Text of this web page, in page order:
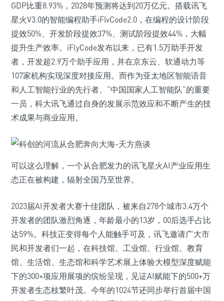
GDP比重8.93%，2028年预测将达到20万亿元。搭载讯飞
星火V3.0的智能编程助手iFlvCode2.0，在编程的设计阶段
提效50%、开发阶段提效37%、测试阶段提效44%，大幅
提升生产效率。iFlyCode发布以来，已有1.5万助手开发
者，开发超2.9万个助手应用，并在京东云、软通动力等
107家机构实现深度对接应用。而作为亚太地区智能语音
和人工智能行业的先行者、“中国国家人工智能队”的重要
一员，科大讯飞通过自身的发展示范效应和不断产生的技
术成果与商业应用。
可以这么理解，一个从合肥发力的讯飞星火AI产业应用生
态正在被构建，辐射全国乃至世界。
2023届AI开发者大赛十佳团队，被来自278个城市3.4万个
开发者的团队激烈角逐，年龄最小的13岁，00后选手占比
达59%。科技正变得每个人能触手可及，讯飞邀请广大市
民和开发者们一起，在科技馆、工业馆、行业馆、教育
馆、生活馆、生态馆和科学艺术展上体验大模型深度赋能
下的300+项应用展项的缤纷呈现，见证AI赋能下的500+万
开发者生态枝繁叶茂。今年的1024节还同步举行首届中国